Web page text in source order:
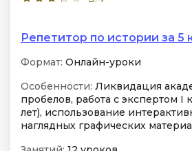
Репетитор по истории за 5
Формат: Онлайн-уроки
Особенности: Ликвидация
пробелов, работа с экспертом I
лет), использование
наглядных графических